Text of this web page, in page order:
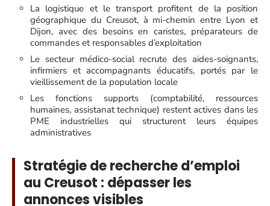
La logistique et le transport profitent de la position
géographique du Creusot, à mi-chemin entre Lyon et
Dijon, avec des besoins en caristes, préparateurs de
commandes et responsables d’exploitation
Le secteur médico-social recrute des aides-soignants,
infirmiers et accompagnants éducatifs, portés par le
vieillissement de la population locale
Les fonctions supports (comptabilité, ressources
humaines, assistanat technique) restent actives dans les
PME industrielles qui structurent leurs équipes
administratives
Stratégie de recherche d’emploi
au Creusot : dépasser les
annonces visibles